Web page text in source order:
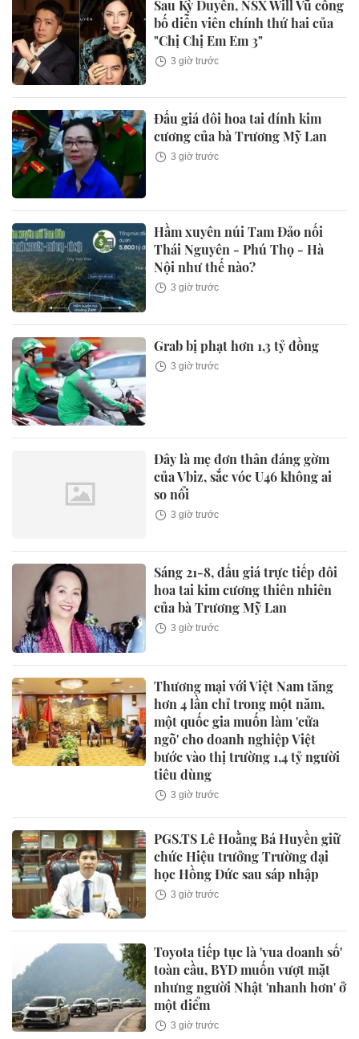
Sau Kỳ Duyên, NSX Will Vũ công
bố diễn viên chính thứ hai của
"Chị Chị Em Em 3"
3 giờ trước
Đấu giá đôi hoa tai đính kim
cương của bà Trương Mỹ Lan
3 giờ trước
Hầm xuyên núi Tam Đảo nối
Thái Nguyên - Phú Thọ - Hà
Nội như thế nào?
3 giờ trước
Grab bị phạt hơn 1,3 tỷ đồng
3 giờ trước
Đây là mẹ đơn thân đáng gờm
của Vbiz, sắc vóc U46 không ai
so nổi
3 giờ trước
Sáng 21-8, đấu giá trực tiếp đôi
hoa tai kim cương thiên nhiên
của bà Trương Mỹ Lan
3 giờ trước
Thương mại với Việt Nam tăng
hơn 4 lần chỉ trong một năm,
một quốc gia muốn làm 'cửa
ngõ' cho doanh nghiệp Việt
bước vào thị trường 1,4 tỷ người
tiêu dùng
3 giờ trước
PGS.TS Lê Hoằng Bá Huyền giữ
chức Hiệu trưởng Trường đại
học Hồng Đức sau sáp nhập
3 giờ trước
Toyota tiếp tục là 'vua doanh số'
toàn cầu, BYD muốn vượt mặt
nhưng người Nhật 'nhanh hơn' ở
một điểm
3 giờ trước